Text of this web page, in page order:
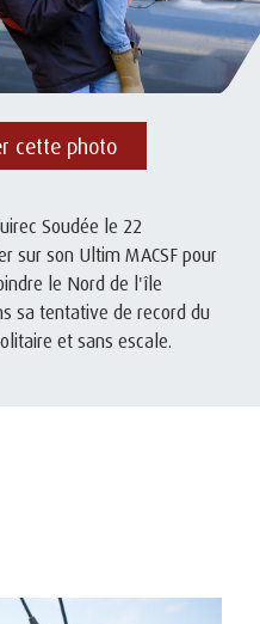
cette photo
Soudée le 22
sur son Ultim MACSF pour
le Nord de l'île
sa tentative de record du
et sans escale.